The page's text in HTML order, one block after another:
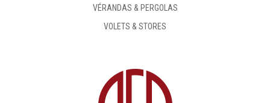
VÉRANDAS & PERGOLAS
VOLETS & STORES